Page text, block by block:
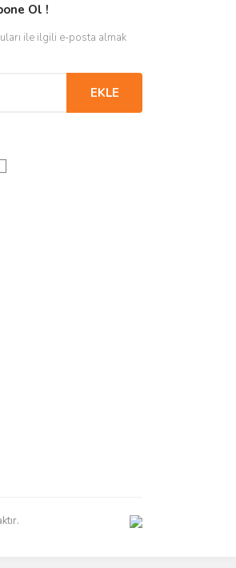
Ol !
ile ilgili e-posta almak
EKLE